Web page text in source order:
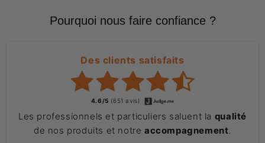
Pourquoi nous faire confiance ?
Des clients satisfaits
4.6/5 (651 avis)
Les professionnels et particuliers saluent la qualité
de nos produits et notre accompagnement.